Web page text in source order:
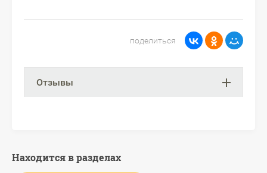
поделиться
Отзывы
Находится в разделах